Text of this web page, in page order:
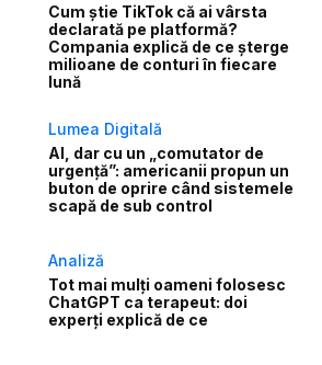
Cum știe TikTok că ai vârsta
declarată pe platformă?
Compania explică de ce șterge
milioane de conturi în fiecare
lună
Lumea Digitală
AI, dar cu un „comutator de
urgență”: americanii propun un
buton de oprire când sistemele
scapă de sub control
Analiză
Tot mai mulți oameni folosesc
ChatGPT ca terapeut: doi
experți explică de ce